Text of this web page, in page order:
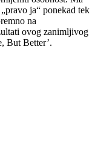
ja“ ponekad tek
na
ovog zanimljivog
But Better’.